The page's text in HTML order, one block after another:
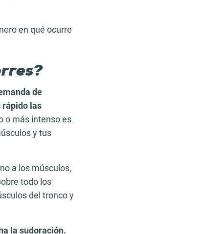
en qué ocurre
de
rápido las
o más intenso es
y tus
a los músculos,
todo los
del tronco y
la sudoración.